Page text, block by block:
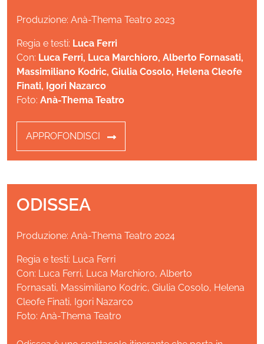
Produzione: Anà-Thema Teatro 2023
Regia e testi: Luca Ferri
Con: Luca Ferri, Luca Marchioro, Alberto Fornasati,
Massimiliano Kodric, Giulia Cosolo, Helena Cleofe
Finati, Igori Nazarco
Foto: Anà-Thema Teatro
APPROFONDISCI
ODISSEA
Produzione: Anà-Thema Teatro 2024
Regia e testi: Luca Ferri
Con: Luca Ferri, Luca Marchioro, Alberto
Fornasati, Massimiliano Kodric, Giulia Cosolo, Helena
Cleofe Finati, Igori Nazarco
Foto: Anà-Thema Teatro